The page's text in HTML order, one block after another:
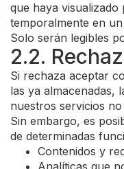
que haya visualizado
temporalmente en
Solo serán legibles
2.2.
Si rechaza aceptar
las ya almacenadas,
nuestros servicios
Sin embargo, es
de determinadas
Contenidos y
Analíticas que